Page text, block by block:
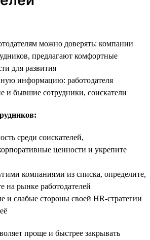
можно доверять: компании
предлагают комфортные
для развития
информацию: работодателя
и бывшие сотрудники, соискатели
среди соискателей,
ценности и укрепите
компаниями из списка, определите,
на рынке работодателей
и слабые стороны своей HR-стратегии
проще и быстрее закрывать